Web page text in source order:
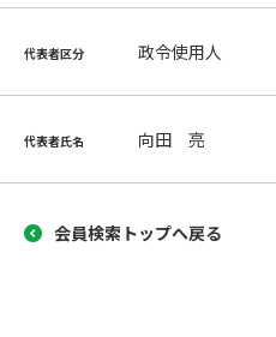
代表者区分 政令使用人
代表者氏名 向田 亮
会員検索トップへ戻る